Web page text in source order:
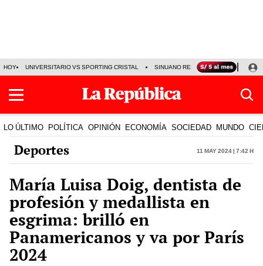
HOY UNIVERSITARIO VS SPORTING CRISTAL SINUANO RESULTADOS HOY
LO ÚLTIMO POLÍTICA OPINIÓN ECONOMÍA SOCIEDAD MUNDO
Deportes 11 May 2024 | 7:42 h
María Luisa Doig, dentista de
profesión y medallista en
esgrima: brilló en
Panamericanos y va por París
2024